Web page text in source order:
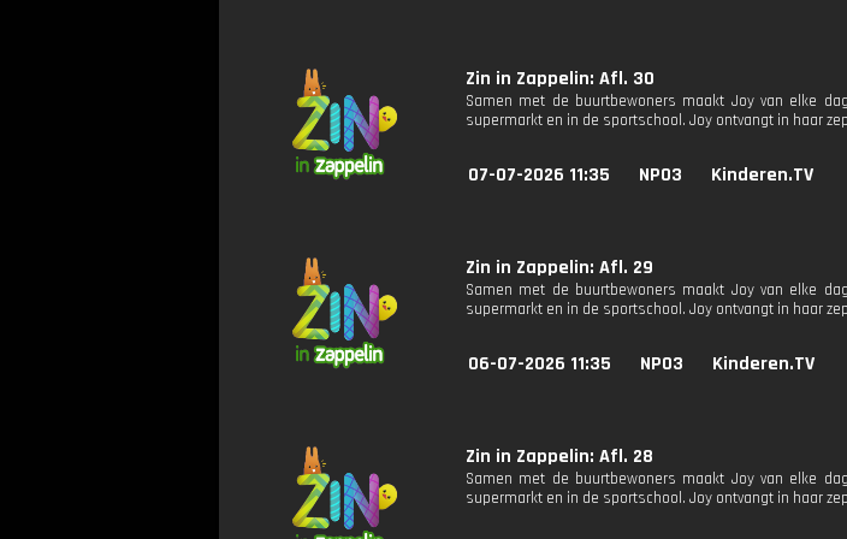
Zin in Zappelin: Afl. 30
Samen met de buurtbewoners maakt Joy van elke
supermarkt en in de sportschool. Joy ontvangt in haar
07-07-2026 11:35 NPO3 Kinderen.TV
Zin in Zappelin: Afl. 29
Samen met de buurtbewoners maakt Joy van elke
supermarkt en in de sportschool. Joy ontvangt in haar
06-07-2026 11:35 NPO3 Kinderen.TV
Zin in Zappelin: Afl. 28
Samen met de buurtbewoners maakt Joy van elke
supermarkt en in de sportschool. Joy ontvangt in haar